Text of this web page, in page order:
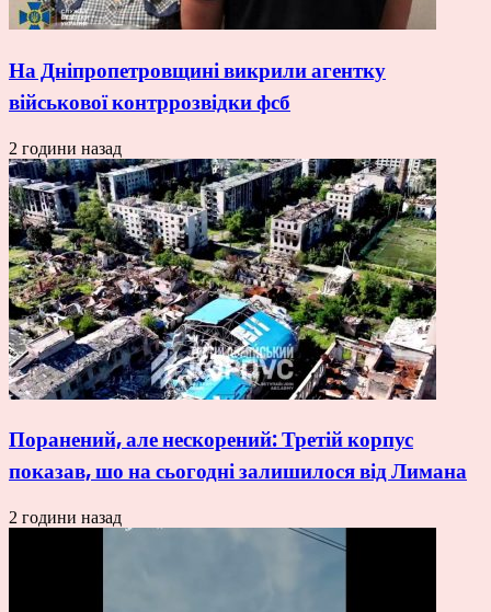
На Дніпропетровщині викрили агентку
військової контррозвідки фсб
2 години назад
Поранений, але нескорений: Третій корпус
показав, шо на сьогодні залишилося від Лимана
2 години назад